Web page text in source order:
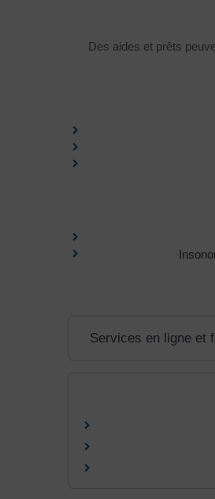
Des aides et prêts
Services en ligne et